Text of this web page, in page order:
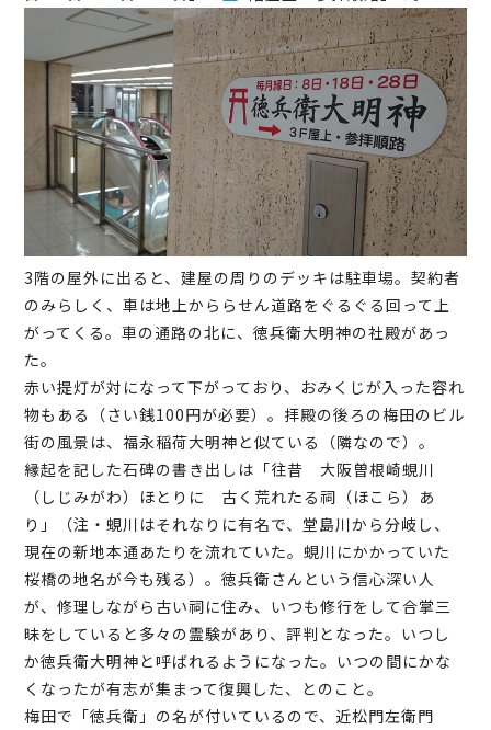
3階の屋外に出ると、建屋の周りのデッキは駐車場。契約者
のみらしく、車は地上かららせん道路をぐるぐる回って上
がってくる。車の通路の北に、徳兵衛大明神の社殿があっ
た。
赤い提灯が対になって下がっており、おみくじが入った容れ
物もある（さい銭100円が必要）。拝殿の後ろの梅田のビル
街の風景は、福永稲荷大明神と似ている（隣なので）。
縁起を記した石碑の書き出しは「往昔 大阪曽根崎蜆川
（しじみがわ）ほとりに 古く荒れたる祠（ほこら）あ
り」（注・蜆川はそれなりに有名で、堂島川から分岐し、
現在の新地本通あたりを流れていた。蜆川にかかっていた
桜橋の地名が今も残る）。徳兵衛さんという信心深い人
が、修理しながら古い祠に住み、いつも修行をして合掌三
昧をしていると多々の霊験があり、評判となった。いつし
か徳兵衛大明神と呼ばれるようになった。いつの間にかな
くなったが有志が集まって復興した、とのこと。
梅田で「徳兵衛」の名が付いているので、近松門左衛門